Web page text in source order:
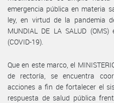
emergencia pública en materia
ley, en virtud de la pandemia
MUNDIAL DE LA SALUD
(COVID-19).
Que en este marco, el
de rectoría, se encuentra
acciones a fin de fortalecer el
respuesta de salud pública